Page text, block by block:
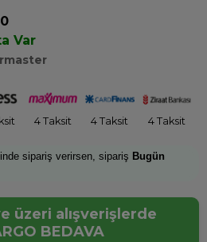
Var
4 Taksit 4 Taksit 4 Taksit
sipariş verirsen, sipariş Bugün
üzeri alışverişlerde
BEDAVA